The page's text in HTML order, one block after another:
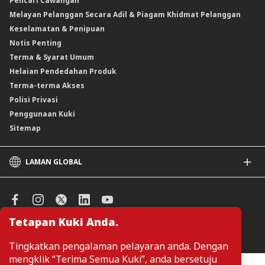
Tetapan Kuki Anda.
Tingkatkan pengalaman pelayaran anda. Dengan
mengklik “Terima Semua Kuki”, anda bersetuju
Produk Berstruktur Islam
Skim Persaraan Swasta (PRS)
Clicks Trader
Instrumen Deposit Boleh Niaga
Unit Amanah Harga Berubah ASNB
Melayan Pelanggan Secara Adil & Piagam Khidmat Pelanggan
Keselamatan & Penipuan
Notis Penting
Terma & Syarat Umum
Helaian Pendedahan Produk
Terma-terma Akses
Polisi Privasi
Penggunaan Kuki
Sitemap
LAMAN GLOBAL
CIMB Islamic
CIMB Bank (SG)
CIMB Bank (KH)
CIMB Thai